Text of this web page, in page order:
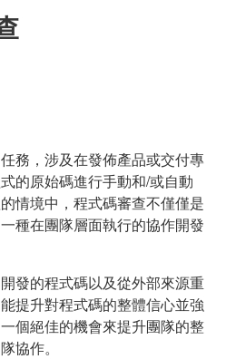
務，涉及在發佈產品或交付專
的原始碼進行手動和/或自動
情境中，程式碼審查不僅僅是
種在團隊層面執行的協作開發
發的程式碼以及從外部來源重
提升對程式碼的整體信心並強
個絕佳的機會來提升團隊的整
協作。